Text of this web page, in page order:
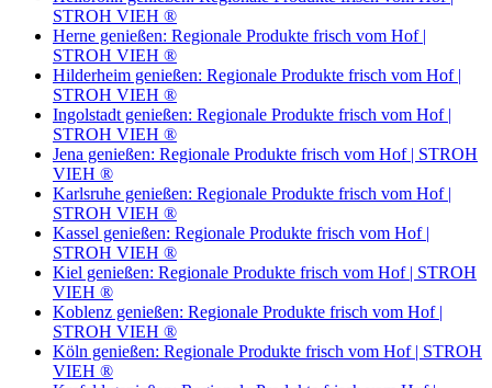
STROH VIEH ®
Herne genießen: Regionale Produkte frisch vom Hof |
STROH VIEH ®
Hilderheim genießen: Regionale Produkte frisch vom Hof |
STROH VIEH ®
Ingolstadt genießen: Regionale Produkte frisch vom Hof |
STROH VIEH ®
Jena genießen: Regionale Produkte frisch vom Hof | STROH
VIEH ®
Karlsruhe genießen: Regionale Produkte frisch vom Hof |
STROH VIEH ®
Kassel genießen: Regionale Produkte frisch vom Hof |
STROH VIEH ®
Kiel genießen: Regionale Produkte frisch vom Hof | STROH
VIEH ®
Koblenz genießen: Regionale Produkte frisch vom Hof |
STROH VIEH ®
Köln genießen: Regionale Produkte frisch vom Hof | STROH
VIEH ®